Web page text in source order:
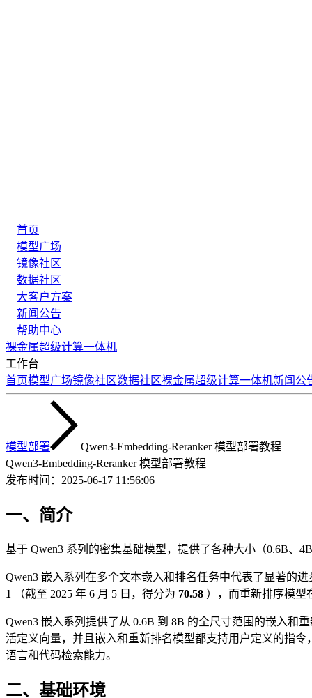
首页
模型广场
镜像社区
数据社区
大客户方案
新闻公告
帮助中心
裸金属超级计算一体机
工作台
首页模型广场镜像社区数据社区裸金属超级计算一体机新闻公
模型部署
Qwen3-Embedding-Reranker 模型部署教程
Qwen3-Embedding-Reranker 模型部署教程
发布时间： 2025-06-17 11:56:06
一、简介
基于 Qwen3 系列的密集基础模型，提供了各种大小（0.6B、
Qwen3 嵌入系列在多个文本嵌入和排名任务中代表了显著的
1
（截至 2025 年 6 月 5 日，得分为 70.58 ），而重新排序模型
Qwen3 嵌入系列提供了从 0.6B 到 8B 的全尺寸范围的嵌入和
活定义向量，并且嵌入和重新排名模型都支持用户定义的指
语言和代码检索能力。
二、基础环境